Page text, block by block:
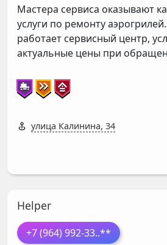
Мастера сервиса оказывают
услуги по ремонту
работает сервисный центр,
актуальные цены при
улица Калинина, 34
Helper
+7 (964) 992-33..**